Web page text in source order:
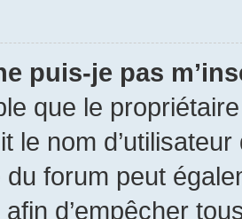
puis-je pas
que le
le nom
du forum peut
d’empêcher